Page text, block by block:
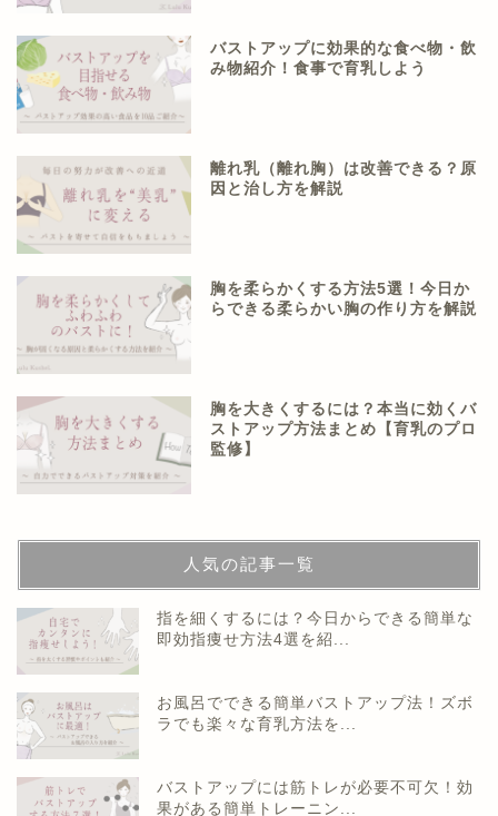
バストアップに効果的な食べ物・飲
み物紹介！食事で育乳しよう
離れ乳（離れ胸）は改善できる？原
因と治し方を解説
胸を柔らかくする方法5選！今日か
らできる柔らかい胸の作り方を解説
胸を大きくするには？本当に効くバ
ストアップ方法まとめ【育乳のプロ
監修】
人気の記事一覧
指を細くするには？今日からできる簡単な
即効指痩せ方法4選を紹...
お風呂でできる簡単バストアップ法！ズボ
ラでも楽々な育乳方法を...
バストアップには筋トレが必要不可欠！効
果がある簡単トレーニン...